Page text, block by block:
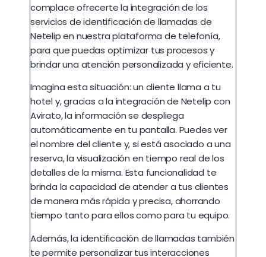
complace ofrecerte la integración de los
servicios de identificación de llamadas de
Netelip en nuestra plataforma de telefonía,
para que puedas optimizar tus procesos y
brindar una atención personalizada y eficiente.
Imagina esta situación: un cliente llama a tu
hotel y, gracias a la integración de Netelip con
Avirato, la información se despliega
automáticamente en tu pantalla. Puedes ver
el nombre del cliente y, si está asociado a una
reserva, la visualización en tiempo real de los
detalles de la misma. Esta funcionalidad te
brinda la capacidad de atender a tus clientes
de manera más rápida y precisa, ahorrando
tiempo tanto para ellos como para tu equipo.
Además, la identificación de llamadas también
te permite personalizar tus interacciones